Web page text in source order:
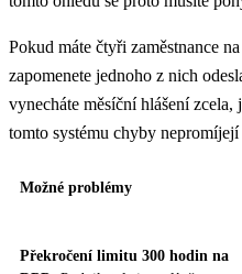
Pokud máte čtyři zaměstnance
zapomenete jednoho z nich
vynecháte měsíční hlášení
tomto systému chyby
Možné problémy
Překročení limitu 300 hodin na